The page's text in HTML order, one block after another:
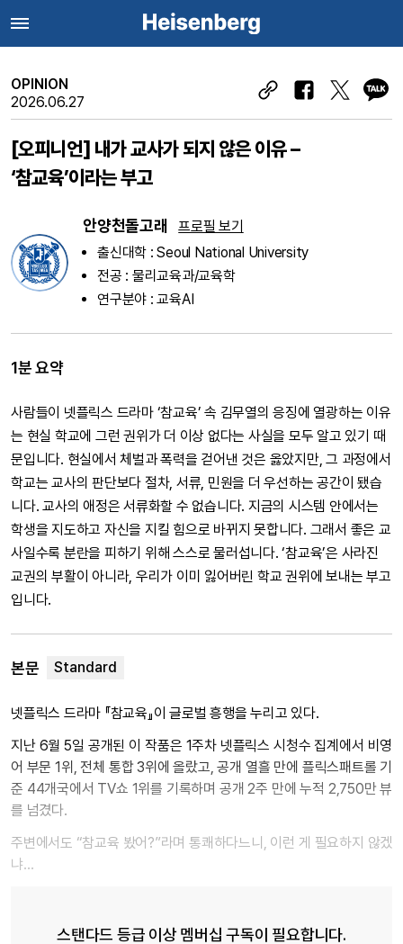
OPINION
2026.06.27
[오피니언] 내가 교사가 되지 않은 이유 –
‘참교육’이라는 부고
안양천돌고래
프로필 보기
출신대학 : Seoul National University
전공 : 물리교육과/교육학
연구분야 : 교육AI
1분 요약
사람들이 넷플릭스 드라마 ‘참교육’ 속 김무열의 응징에 열광하는 이유
는 현실 학교에 그런 권위가 더 이상 없다는 사실을 모두 알고 있기 때
문입니다. 현실에서 체벌과 폭력을 걷어낸 것은 옳았지만, 그 과정에서
학교는 교사의 판단보다 절차, 서류, 민원을 더 우선하는 공간이 됐습
니다. 교사의 애정은 서류화할 수 없습니다. 지금의 시스템 안에서는
학생을 지도하고 자신을 지킬 힘으로 바뀌지 못합니다. 그래서 좋은 교
사일수록 분란을 피하기 위해 스스로 물러섭니다. ‘참교육’은 사라진
교권의 부활이 아니라, 우리가 이미 잃어버린 학교 권위에 보내는 부고
입니다.
본문
넷플릭스 드라마 『참교육』이 글로벌 흥행을 누리고 있다.
지난 6월 5일 공개된 이 작품은 1주차 넷플릭스 시청수 집계에서 비영
어 부문 1위, 전체 통합 3위에 올랐고, 공개 열흘 만에 플릭스패트롤 기
준 44개국에서 TV쇼 1위를 기록하며 공개 2주 만에 누적 2,750만 뷰
를 넘겼다.
주변에서도 “참교육 봤어?”라며 통쾌하다느니, 이런 게 필요하지 않겠
냐…
스탠다드 등급 이상 멤버십 구독이 필요합니다.